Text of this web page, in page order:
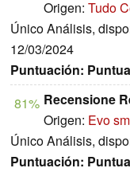
Origen: Tudo
Único Análisis,
12/03/2024
Puntuación:
81% Recensione
Origen: Evo
Único Análisis,
Puntuación: